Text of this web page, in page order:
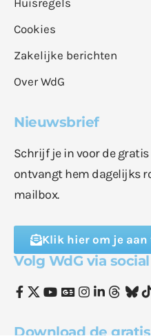
Huisregels
Cookies
Zakelijke berichten
Over WdG
Nieuwsbrief
Schrijf je in voor de gratis
ontvangt hem dagelijks
mailbox.
Klik hier om je aan
Volg WdG via
Download de